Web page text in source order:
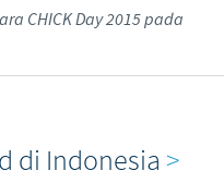
CHICK Day 2015 pada
di Indonesia >